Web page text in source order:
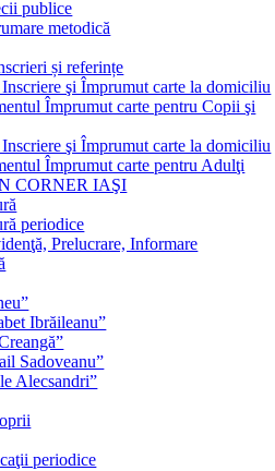
publice
metodică
și referințe
şi Împrumut carte la domiciliu
Împrumut carte pentru Copii şi
şi Împrumut carte la domiciliu
Împrumut carte pentru Adulţi
CORNER IAŞI
periodice
Prelucrare, Informare
Ibrăileanu”
Sadoveanu”
Alecsandri”
periodice